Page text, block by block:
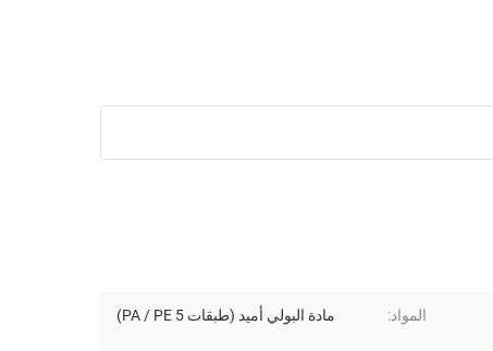
المواد: مادة البولي أميد (طبقات PA / PE 5)